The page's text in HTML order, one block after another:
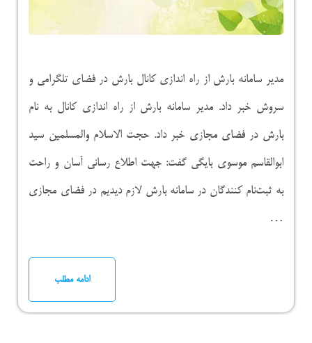
مدیر سامانه بارش از راه اندازی کانال بارش در فضای تلگرامی و
سروش خبر داد. مدیر سامانه بارش از راه اندازی کانال به نام
بارش در فضای مجازی خبر داد. حجت الاسلام والمسلمین سید
ابوالقاسم موسوی بایگی گفت: جهت اطلاع رسانی آسان و راحت
به ثبت‌نام کنندگان در سامانه بارش لازم دیدیم در فضای مجازی
…
ادامه مطلب